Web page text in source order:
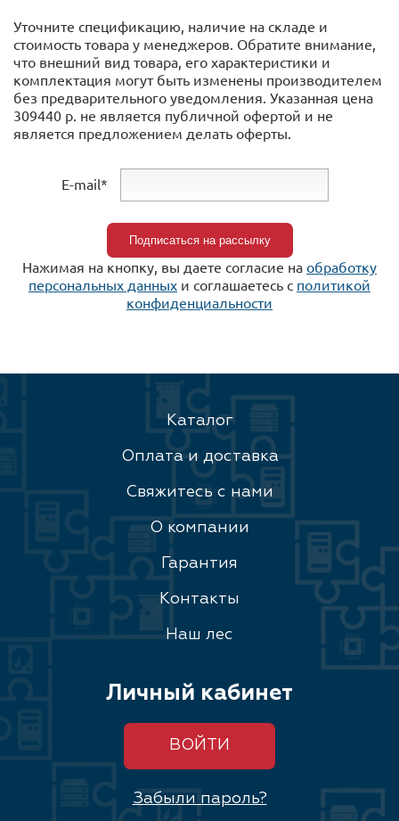
Уточните спецификацию, наличие на складе и
стоимость товара у менеджеров. Обратите внимание,
что внешний вид товара, его характеристики и
комплектация могут быть изменены производителем
без предварительного уведомления. Указанная цена
309440 р. не является публичной офертой и не
является предложением делать оферты.
E-mail*
Нажимая на кнопку, вы даете согласие на обработку
персональных данных и соглашаетесь c политикой
конфиденциальности
Каталог
Оплата и доставка
Свяжитесь с нами
О компании
Гарантия
Контакты
Наш лес
Личный кабинет
ВОЙТИ
Забыли пароль?